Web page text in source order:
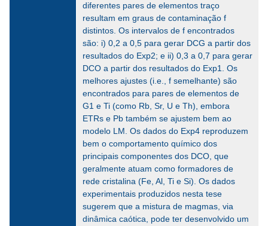
diferentes pares de elementos traço
resultam em graus de contaminação f
distintos. Os intervalos de f encontrados
são: i) 0,2 a 0,5 para gerar DCG a partir dos
resultados do Exp2; e ii) 0,3 a 0,7 para gerar
DCO a partir dos resultados do Exp1. Os
melhores ajustes (i.e., f semelhante) são
encontrados para pares de elementos de
G1 e Ti (como Rb, Sr, U e Th), embora
ETRs e Pb também se ajustem bem ao
modelo LM. Os dados do Exp4 reproduzem
bem o comportamento químico dos
principais componentes dos DCO, que
geralmente atuam como formadores de
rede cristalina (Fe, Al, Ti e Si). Os dados
experimentais produzidos nesta tese
sugerem que a mistura de magmas, via
dinâmica caótica, pode ter desenvolvido um